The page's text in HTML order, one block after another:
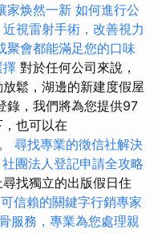
家焕然一新 如何進行公
近視雷射手術，改善視力
聚會都能滿足您的口味
擇 對於任何公司來說，
鬆，湖邊的新建度假屋
錄，我們將為您提供97
也可以在
尋找專業的徵信社解決
社團法人登記申請全攻略
找獨立的出版假日住
可信賴的關鍵字行銷專家
服務，專業為您處理親